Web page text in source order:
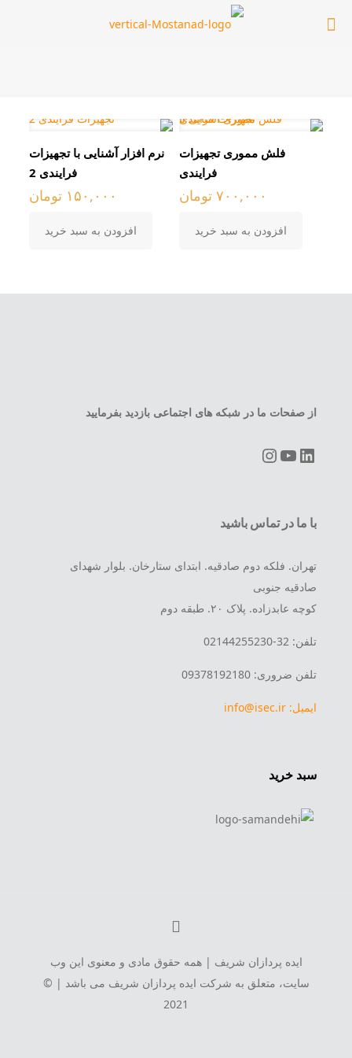
فلش مموری تجهیزات
فرایندی
۷۰۰,۰۰۰ تومان
افزودن به سبد خرید
نرم افزار آشنایی با تجهیزات
فرایندی 2
۱۵۰,۰۰۰ تومان
افزودن به سبد خرید
از صفحات ما در شبکه های اجتماعی بازدید بفرمایید
LinkedIn
YouTube
Instagram
با ما در تماس باشید
تهران. فلکه دوم صادقیه. ابتدای ستارخان. بلوار شهدای
صادقیه جنوبی
کوچه عابدزاده. پلاک ۲۰. طبقه دوم
تلفن: 32-02144255230
تلفن ضروری: 09378192180
ایمیل: info@isec.ir
سبد خرید
ایده پردازان شریف | همه حقوق مادی و معنوی این وب
سایت، متعلق به شرکت ایده پردازان شریف می باشد | ©
2021